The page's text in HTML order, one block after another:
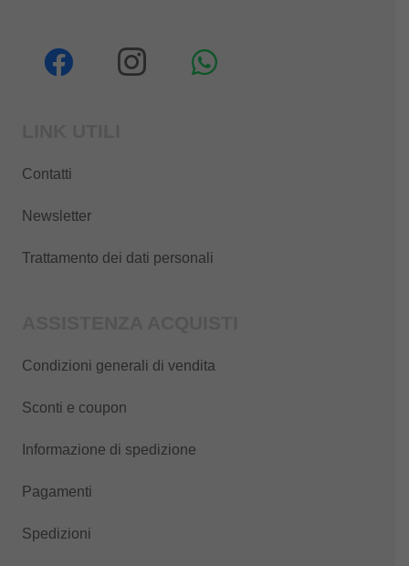
Contatti
Newsletter
Trattamento dei dati personali
Condizioni generali di vendita
Sconti e coupon
Informazione di spedizione
Pagamenti
Spedizioni